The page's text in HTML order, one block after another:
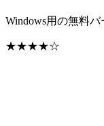
Windows用の無料
★★★★☆